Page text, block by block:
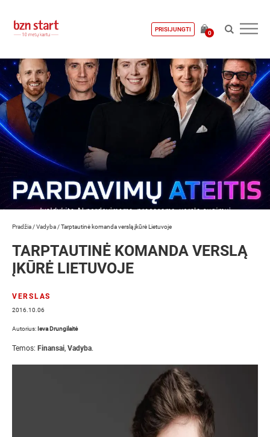
PRISIJUNGTI
0
Pradžia /Vadyba /Tarptautinė komanda verslą įkūrė Lietuvoje
TARPTAUTINĖ KOMANDA VERSLĄ
ĮKŪRĖ LIETUVOJE
VERSLAS
2016.10.06
Autorius: Ieva Drungilaitė
Temos: Finansai, Vadyba.